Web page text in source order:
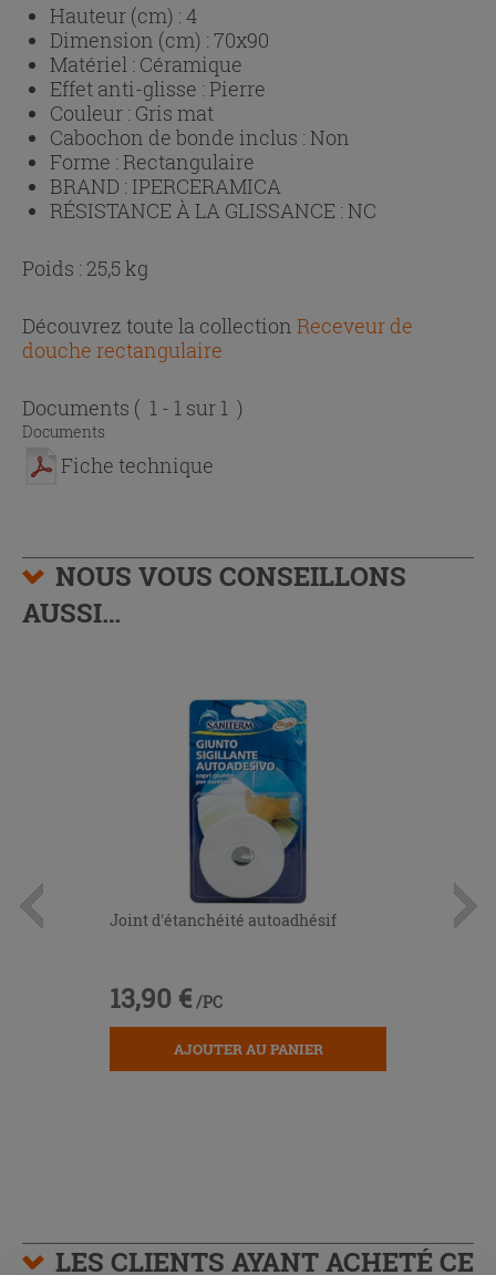
Hauteur (cm) :4
Dimension (cm) :70x90
Matériel : Céramique
Effet anti-glisse :Pierre
Couleur : Gris mat
Cabochon de bonde inclus :Non
Forme :Rectangulaire
BRAND : IPERCERAMICA
RÉSISTANCE À LA GLISSANCE :NC
Poids : 25,5 kg
Découvrez toute la collection Receveur de
douche rectangulaire
Documents ( 1 - 1 sur 1 )
Documents
Fiche technique
NOUS VOUS CONSEILLONS
AUSSI…
Joint d'étanchéité autoadhésif
13,90 € /PC
AJOUTER AU PANIER
LES CLIENTS AYANT ACHETÉ CE